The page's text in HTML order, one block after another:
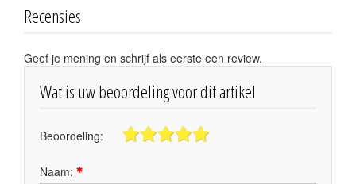
Recensies
Geef je mening en schrijf als eerste een review.
Wat is uw beoordeling voor dit artikel
Beoordeling:
Naam: